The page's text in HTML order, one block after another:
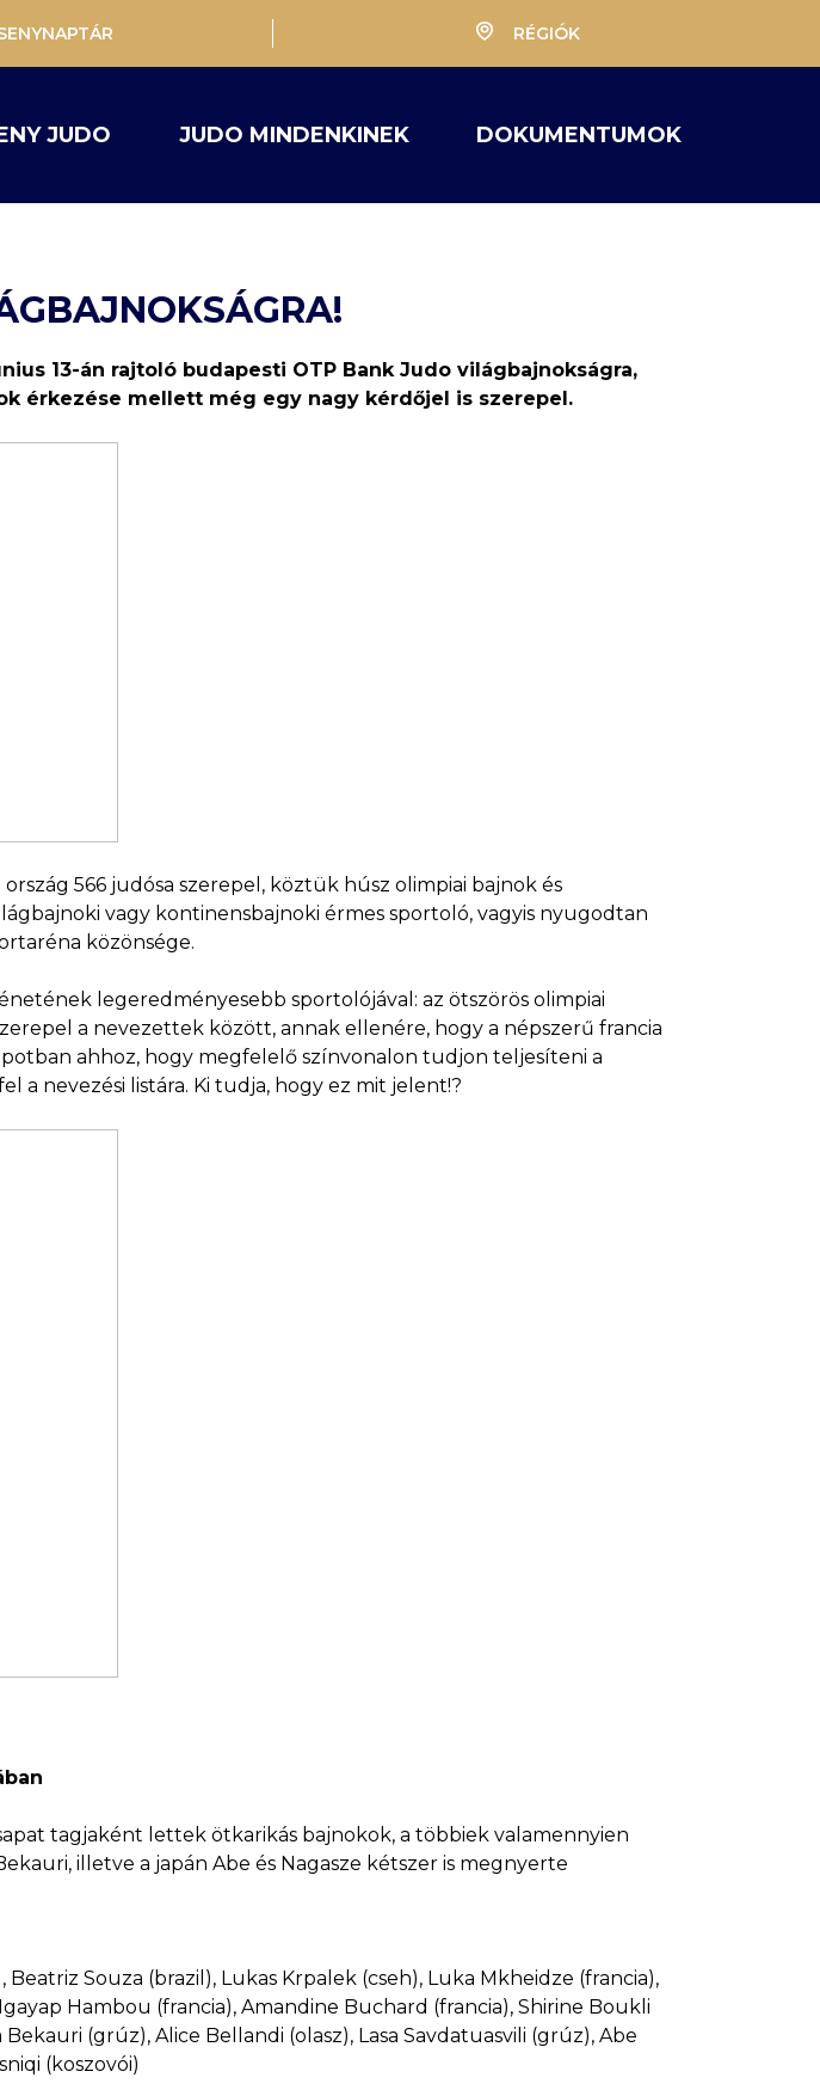
RÉGIÓK
JUDO JUDO MINDENKINEK DOKUMENTUMOK
13-án rajtoló budapesti OTP Bank Judo világbajnokságra,
érkezése mellett még egy nagy kérdőjel is szerepel.
566 judósa szerepel, köztük húsz olimpiai bajnok és
vagy kontinensbajnoki érmes sportoló, vagyis nyugodtan
közönsége.
legeredményesebb sportolójával: az ötszörös olimpiai
a nevezettek között, annak ellenére, hogy a népszerű francia
ahhoz, hogy megfelelő színvonalon tudjon teljesíteni a
a nevezési listára. Ki tudja, hogy ez mit jelent!?
tagjaként lettek ötkarikás bajnokok, a többiek valamennyien
illetve a japán Abe és Nagasze kétszer is megnyerte
Souza (brazil), Lukas Krpalek (cseh), Luka Mkheidze (francia),
Hambou (francia), Amandine Buchard (francia), Shirine Boukli
(grúz), Alice Bellandi (olasz), Lasa Savdatuasvili (grúz), Abe
(koszovói)